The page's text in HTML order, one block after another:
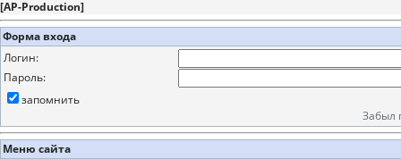
[AP-Production]
Форма входа
Логин:
Пароль:
запомнить
Забыл
Меню сайта